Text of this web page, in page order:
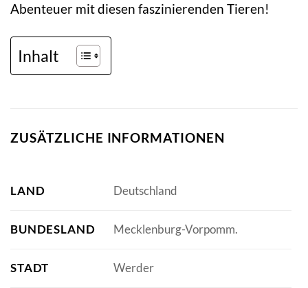
Abenteuer mit diesen faszinierenden Tieren!
Inhalt
ZUSÄTZLICHE INFORMATIONEN
LAND Deutschland
BUNDESLAND Mecklenburg-Vorpomm.
STADT Werder